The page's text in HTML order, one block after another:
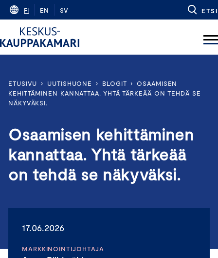
Skip
content
FI EN SV ETSI
ETUSIVU › UUTISHUONE › BLOGIT › OSAAMISEN
KEHITTÄMINEN KANNATTAA. YHTÄ TÄRKEÄÄ ON TEHDÄ SE
NÄKYVÄKSI.
Osaamisen kehittäminen
kannattaa. Yhtä tärkeää
on tehdä se näkyväksi.
17.06.2026
MARKKINOINTIJOHTAJA